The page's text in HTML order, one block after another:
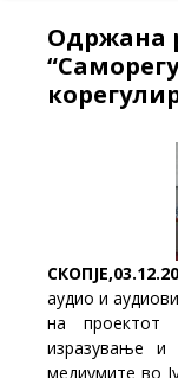
Одржана
аудио и
на проектот
изразување
медиумите во